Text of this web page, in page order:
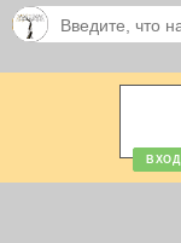
ВХОД